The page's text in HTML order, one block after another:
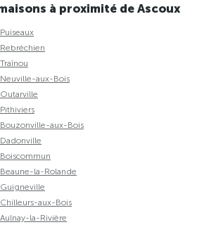
à proximité de Ascoux
Neuville-aux-Bois
Bouzonville-aux-Bois
la-Rolande
Guigneville
aux-Bois
la-Rivière